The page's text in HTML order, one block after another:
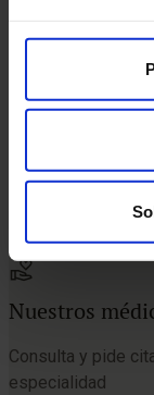
Nuestros
Consulta y pide
especialidad